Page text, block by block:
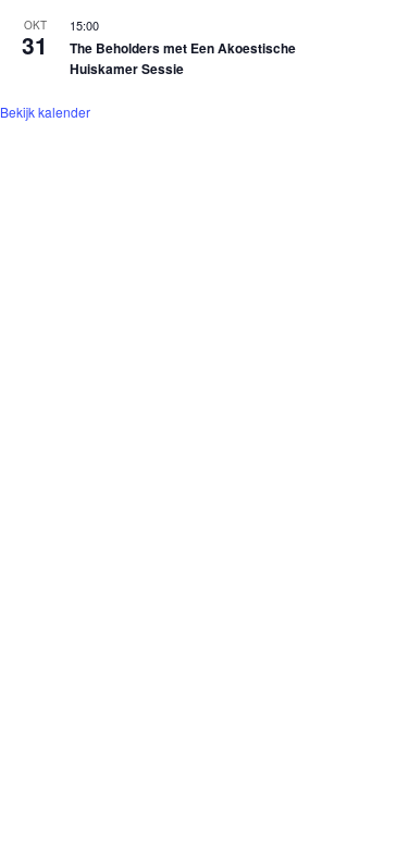
OKT
31
15:00
The Beholders met Een Akoestische
Huiskamer Sessie
Bekijk kalender